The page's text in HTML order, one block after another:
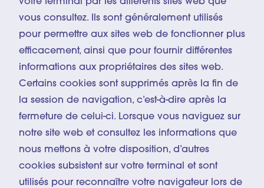
vous consultez. Ils sont généralement utilisés
pour permettre aux sites web de fonctionner plus
efficacement, ainsi que pour fournir différentes
informations aux propriétaires des sites web.
Certains cookies sont supprimés après la fin de
la session de navigation, c’est-à-dire après la
fermeture de celui-ci. Lorsque vous naviguez sur
notre site web et consultez les informations que
nous mettons à votre disposition, d’autres
cookies subsistent sur votre terminal et sont
utilisés pour reconnaître votre navigateur lors de